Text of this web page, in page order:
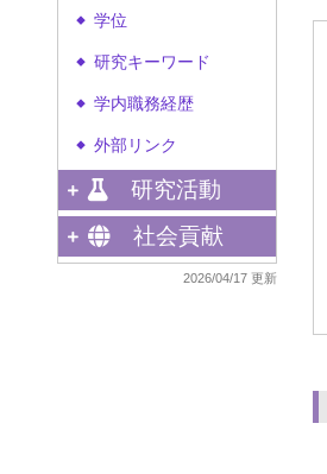
◆ 学位
◆ 研究キーワード
◆ 学内職務経歴
◆ 外部リンク
研究活動
社会貢献
2026/04/17 更新